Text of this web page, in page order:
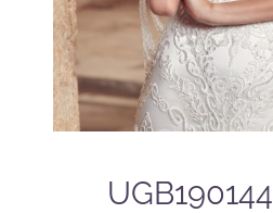
UGB190144